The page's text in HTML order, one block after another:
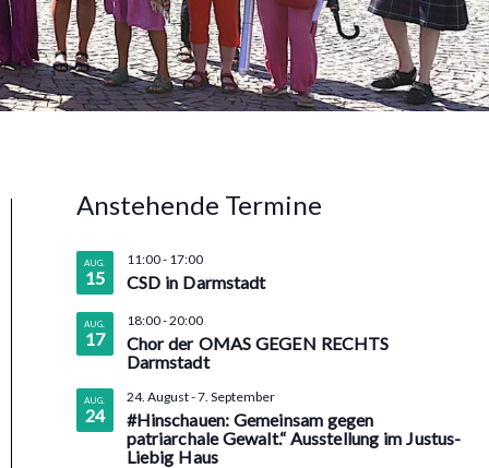
Anstehende Termine
AUG.
15
11:00- 17:00
CSD in Darmstadt
AUG.
17
18:00-20:00
Chor der OMAS GEGEN RECHTS
Darmstadt
AUG.
24
24. August-7. September
#Hinschauen: Gemeinsam gegen
patriarchale Gewalt.“ Ausstellung im Justus-
Liebig Haus